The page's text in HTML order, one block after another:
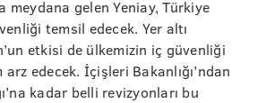
meydana gelen Yeniay, Türkiye
temsil edecek. Yer altı
etkisi de ülkemizin iç güvenliği
arz edecek. İçişleri Bakanlığı’ndan
kadar belli revizyonları bu